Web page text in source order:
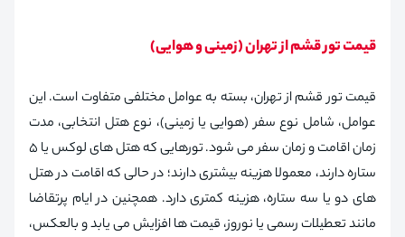
قیمت تور قشم از تهران (زمینی و هوایی)
قیمت تور قشم از تهران، بسته به عوامل مختلفی متفاوت است. این
عوامل، شامل نوع سفر (هوایی یا زمینی)، نوع هتل انتخابی، مدت
زمان اقامت و زمان سفر می شود. تورهایی که هتل های لوکس یا ۵
ستاره دارند، معمولا هزینه بیشتری دارند؛ در حالی که اقامت در هتل
های دو یا سه ستاره، هزینه کمتری دارد. همچنین در ایام پرتقاضا
مانند تعطیلات رسمی یا نوروز، قیمت ها افزایش می یابد و بالعکس،